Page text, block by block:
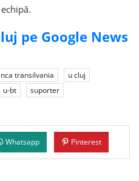
pe Google News
transilvania
u cluj
u-bt suporter
Whatsapp Pinterest